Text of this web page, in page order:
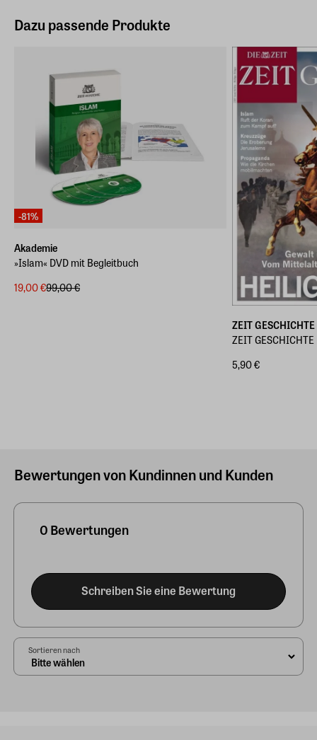
Dazu passende Produkte
-81%
Akademie
»Islam« DVD mit Begleitbuch
19,00 €99,00 €
ZEIT GESCHICHTE
ZEIT
5,90 €
Bewertungen von Kundinnen und Kunden
0 Bewertungen
Schreiben Sie eine Bewertung
Sortieren nach